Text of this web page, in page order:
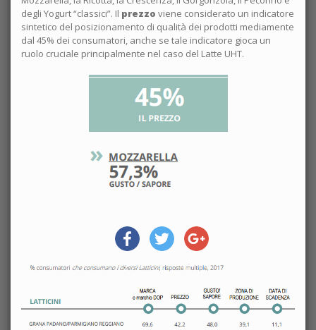
degli Yogurt “classici”. Il prezzo viene considerato un indicatore
sintetico del posizionamento di qualità dei prodotti mediamente
dal 45% dei consumatori, anche se tale indicatore gioca un
ruolo cruciale principalmente nel caso del Latte UHT.